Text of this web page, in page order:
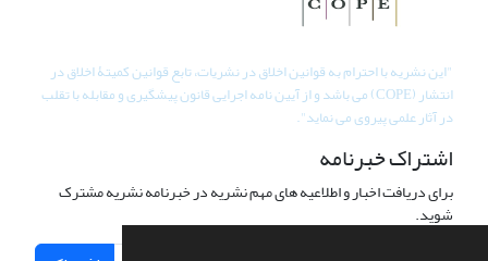
"این نشریه با احترام به قوانین اخلاق در نشریات، تابع قوانین کمیتۀ اخلاق در
انتشار (COPE) می باشد و از آیین نامه اجرایی قانون پیشگیری و مقابله با تقلب
در آثار علمی پیروی می نماید".
اشتراک خبرنامه
برای دریافت اخبار و اطلاعیه های مهم نشریه در خبرنامه نشریه مشترک
شوید.